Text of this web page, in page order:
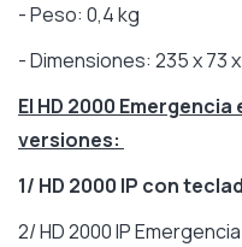
- Peso: 0,4 kg
- Dimensiones: 235 x 73
El HD 2000
versiones:
1/ HD 2000 IP con
2/ HD 2000 IP